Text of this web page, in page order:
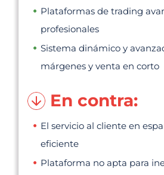
Plataformas de trading
profesionales
Sistema dinámico y
márgenes y venta en corto
En contra:
El servicio al cliente en
eficiente
Plataforma no apta para